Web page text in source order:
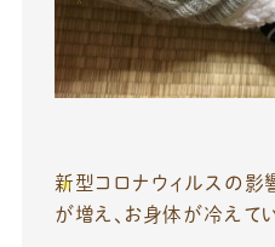
新型コロナウィルスの影
が増え、お身体が冷えて